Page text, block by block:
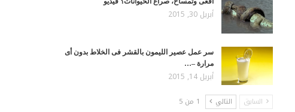
أبريل 30, 2015
سر عمل عصير الليمون بالقشر فى الخلاط بدون أى
مرارة –…
أبريل 14, 2015
السابق التالي 1 من 5